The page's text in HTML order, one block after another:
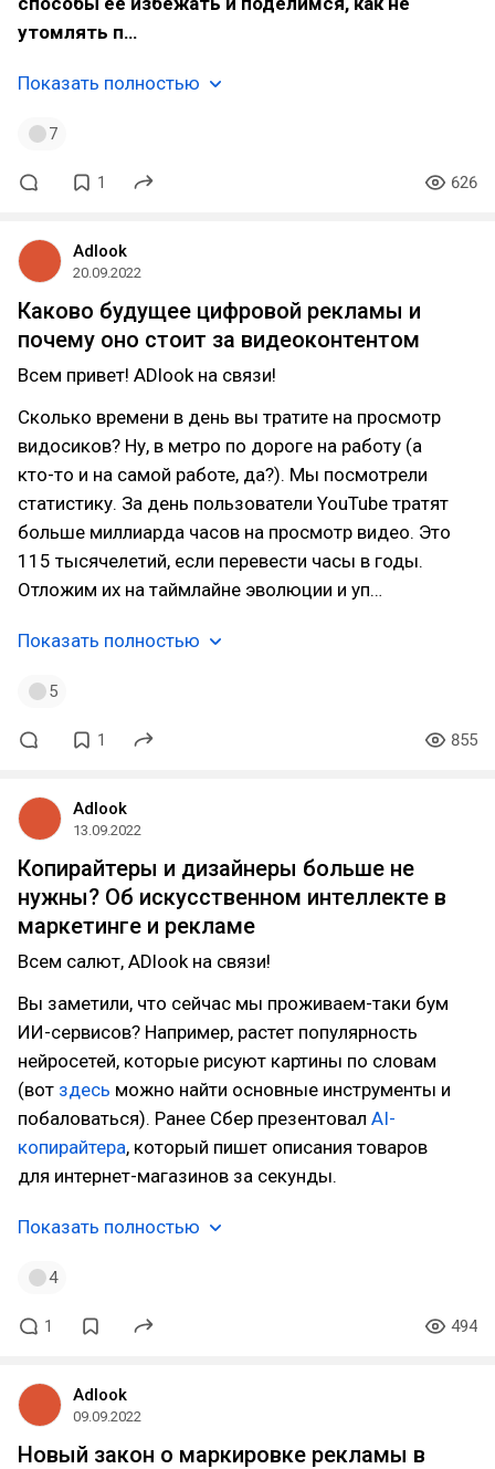
утомлять п…
Показать полностью
7
1 626
Adlook
20.09.2022
Каково будущее цифровой рекламы и
почему оно стоит за видеоконтентом
Всем привет! ADlook на связи!
Сколько времени в день вы тратите на просмотр
видосиков? Ну, в метро по дороге на работу (а
кто-то и на самой работе, да?). Мы посмотрели
статистику. За день пользователи YouTube тратят
больше миллиарда часов на просмотр видео. Это
115 тысячелетий, если перевести часы в годы.
Отложим их на таймлайне эволюции и уп…
Показать полностью
5
1 855
Adlook
13.09.2022
Копирайтеры и дизайнеры больше не
нужны? Об искусственном интеллекте в
маркетинге и рекламе
Всем салют, ADlook на связи!
Вы заметили, что сейчас мы проживаем-таки бум
ИИ-сервисов? Например, растет популярность
нейросетей, которые рисуют картины по словам
(вот здесь можно найти основные инструменты и
побаловаться). Ранее Сбер презентовал AI-
копирайтера, который пишет описания товаров
для интернет-магазинов за секунды.
Показать полностью
4
1 494
Adlook
09.09.2022
Новый закон о маркировке рекламы в